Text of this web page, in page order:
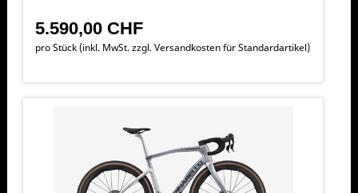
5.590,00 CHF
pro Stück (inkl. MwSt. zzgl.Versandkosten für Standardartikel)